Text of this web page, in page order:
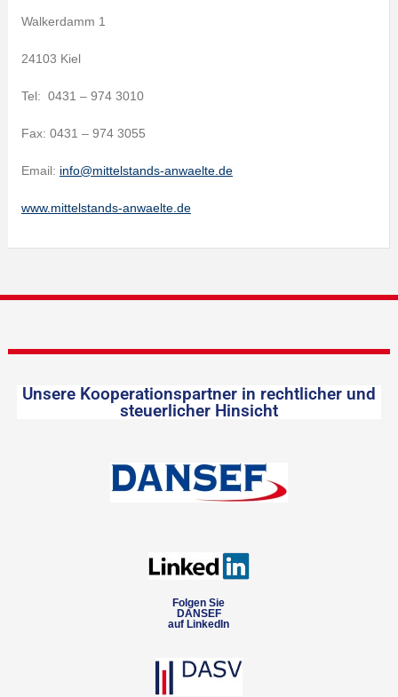
Walkerdamm 1
24103 Kiel
Tel: 0431 – 974 3010
Fax: 0431 – 974 3055
Email: info@mittelstands-anwaelte.de
www.mittelstands-anwaelte.de
Unsere Kooperationspartner in rechtlicher und
steuerlicher Hinsicht
Folgen Sie
DANSEF
auf LinkedIn